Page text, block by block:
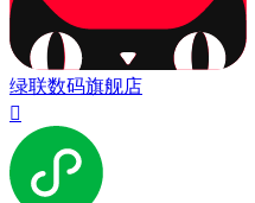
绿联数码旗舰店
